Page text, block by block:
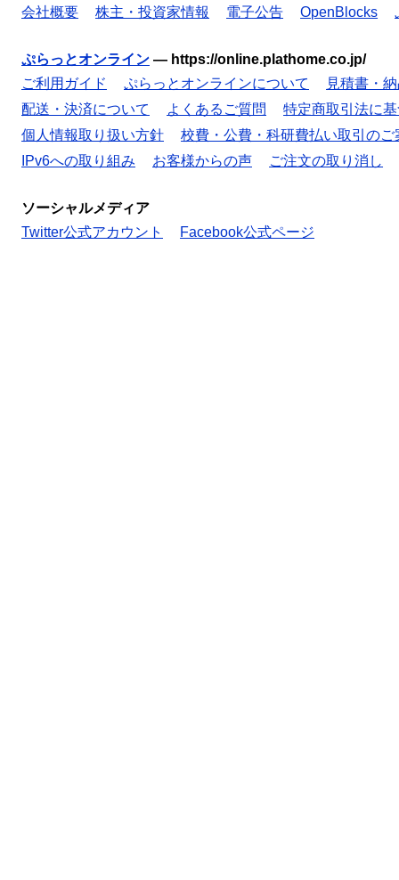
会社概要 株主・投資家情報 電子公告 OpenBlocks
ぷらっとオンライン — https://online.plathome.co.jp/
ご利用ガイド
ぷらっとオンラインについて
見積書・
配送・決済について
よくあるご質問
特定商取引法に
個人情報取り扱い方針
校費・公費・科研費払い取引のご
IPv6への取り組み
お客様からの声 ご注文の取り消し
ソーシャルメディア
Twitter公式アカウント
Facebook公式ページ